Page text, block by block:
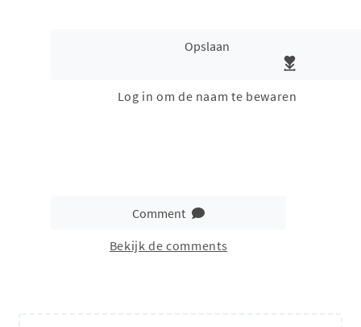
Opslaan
Log in om de naam te bewaren
Comment
Bekijk de comments